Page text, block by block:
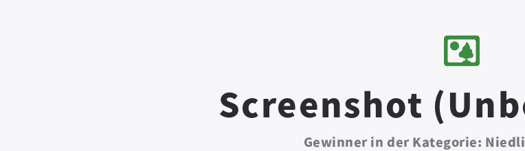
Screenshot
Gewinner in der Kategorie: